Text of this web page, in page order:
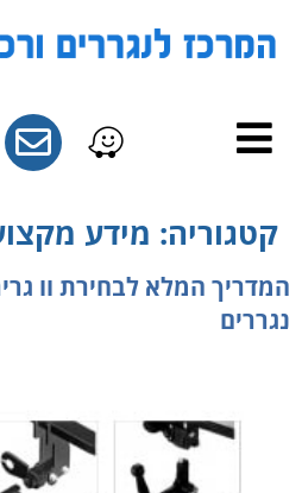
קטגוריה: מידע
המדריך המלא לבחירת וו
נגררים